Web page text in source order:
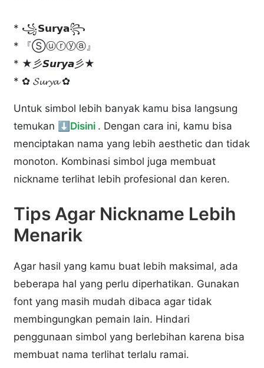
* ꧁𝗦𝘂𝗿𝘆𝗮꧂
* 『Ⓢⓤⓡⓨⓐ』
* ★彡𝙎𝙪𝙧𝙮𝙖彡★
* ✿ 𝓢𝓾𝓻𝔂𝓪 ✿
Untuk simbol lebih banyak kamu bisa langsung
temukan ⬇️Disini . Dengan cara ini, kamu bisa
menciptakan nama yang lebih aesthetic dan tidak
monoton. Kombinasi simbol juga membuat
nickname terlihat lebih profesional dan keren.
Tips Agar Nickname Lebih
Menarik
Agar hasil yang kamu buat lebih maksimal, ada
beberapa hal yang perlu diperhatikan. Gunakan
font yang masih mudah dibaca agar tidak
membingungkan pemain lain. Hindari
penggunaan simbol yang berlebihan karena bisa
membuat nama terlihat terlalu ramai.